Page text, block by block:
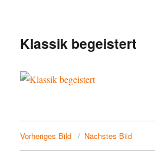
Klassik begeistert
Vorheriges Bild Nächstes Bild